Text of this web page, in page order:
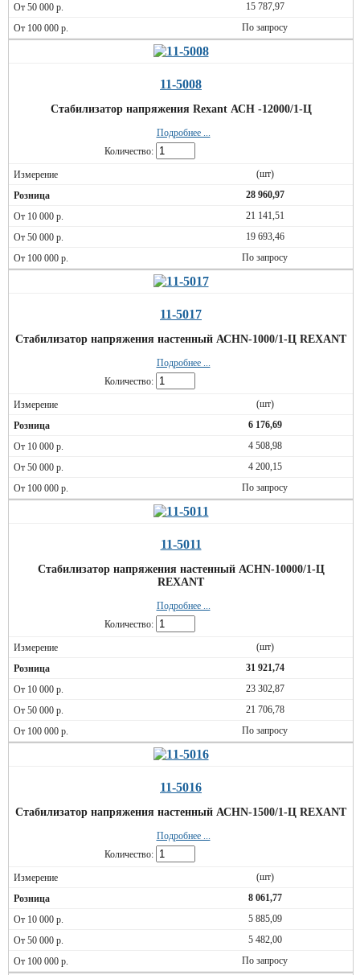
15 787,97
По запросу
11-5008
Стабилизатор напряжения Rexant АСН -12000/1-Ц
Подробнее ...
Количество:
(шт)
28 960,97
21 141,51
19 693,46
По запросу
11-5017
Стабилизатор напряжения настенный АСНN-1000/1-Ц REXANT
Подробнее ...
Количество:
(шт)
6 176,69
4 508,98
4 200,15
По запросу
11-5011
Стабилизатор напряжения настенный АСНN-10000/1-Ц
REXANT
Подробнее ...
Количество:
(шт)
31 921,74
23 302,87
21 706,78
По запросу
11-5016
Стабилизатор напряжения настенный АСНN-1500/1-Ц REXANT
Подробнее ...
Количество:
(шт)
8 061,77
5 885,09
5 482,00
По запросу